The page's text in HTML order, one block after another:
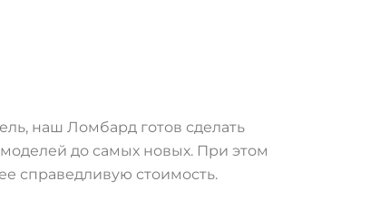
наш Ломбард готов сделать
до самых новых. При этом
справедливую стоимость.